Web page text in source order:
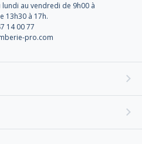
lundi au vendredi de 9h00 à
13h30 à 17h.
14 00 77
pro.com